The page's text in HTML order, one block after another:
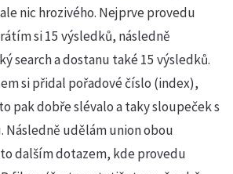
nic hrozivého. Nejprve provedu
si 15 výsledků, následně
search a dostanu také 15 výsledků.
si přidal pořadové číslo (index),
pak dobře slévalo a taky sloupeček s
udělám union obou
dalším dotazem, kde provedu